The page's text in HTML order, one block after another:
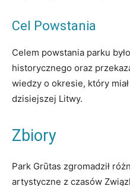
Cel Powstania
Celem powstania parku
historycznego oraz
wiedzy o okresie, który
dzisiejszej Litwy.
Zbiory
Park Grūtas zgromadził
artystyczne z czasów